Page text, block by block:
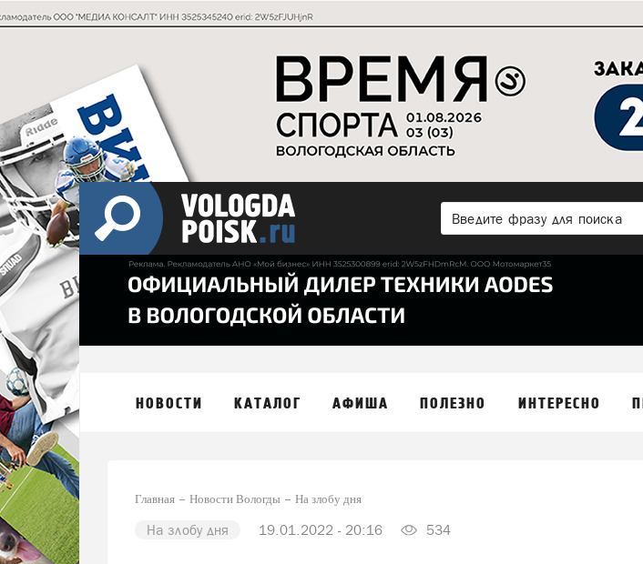
НОВОСТИ КАТАЛОГ АФИША ПОЛЕЗНО ИНТЕРЕСНО
Главная Новости Вологды На злобу дня
На злобу дня 19.01.2022 - 20:16 534